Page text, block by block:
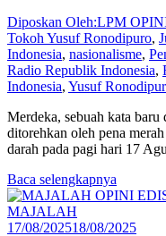
Diposkan Oleh:LPM
Tokoh Yusuf Ronodipuro,
Indonesia, nasionalisme,
Radio Republik Indonesia,
Indonesia, Yusuf
Merdeka, sebuah kata baru
ditorehkan oleh pena
darah pada pagi hari 17
Baca selengkapnya
MAJALAH
17/08/202518/08/2025